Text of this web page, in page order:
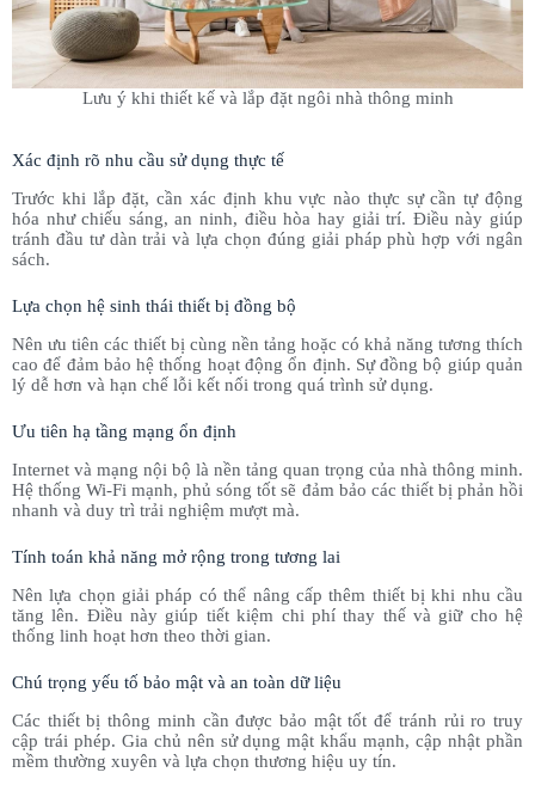
Lưu ý khi thiết kế và lắp đặt ngôi nhà thông minh
Xác định rõ nhu cầu sử dụng thực tế
Trước khi lắp đặt, cần xác định khu vực nào thực sự cần tự động
hóa như chiếu sáng, an ninh, điều hòa hay giải trí. Điều này giúp
tránh đầu tư dàn trải và lựa chọn đúng giải pháp phù hợp với ngân
sách.
Lựa chọn hệ sinh thái thiết bị đồng bộ
Nên ưu tiên các thiết bị cùng nền tảng hoặc có khả năng tương thích
cao để đảm bảo hệ thống hoạt động ổn định. Sự đồng bộ giúp quản
lý dễ hơn và hạn chế lỗi kết nối trong quá trình sử dụng.
Ưu tiên hạ tầng mạng ổn định
Internet và mạng nội bộ là nền tảng quan trọng của nhà thông minh.
Hệ thống Wi-Fi mạnh, phủ sóng tốt sẽ đảm bảo các thiết bị phản hồi
nhanh và duy trì trải nghiệm mượt mà.
Tính toán khả năng mở rộng trong tương lai
Nên lựa chọn giải pháp có thể nâng cấp thêm thiết bị khi nhu cầu
tăng lên. Điều này giúp tiết kiệm chi phí thay thế và giữ cho hệ
thống linh hoạt hơn theo thời gian.
Chú trọng yếu tố bảo mật và an toàn dữ liệu
Các thiết bị thông minh cần được bảo mật tốt để tránh rủi ro truy
cập trái phép. Gia chủ nên sử dụng mật khẩu mạnh, cập nhật phần
mềm thường xuyên và lựa chọn thương hiệu uy tín.